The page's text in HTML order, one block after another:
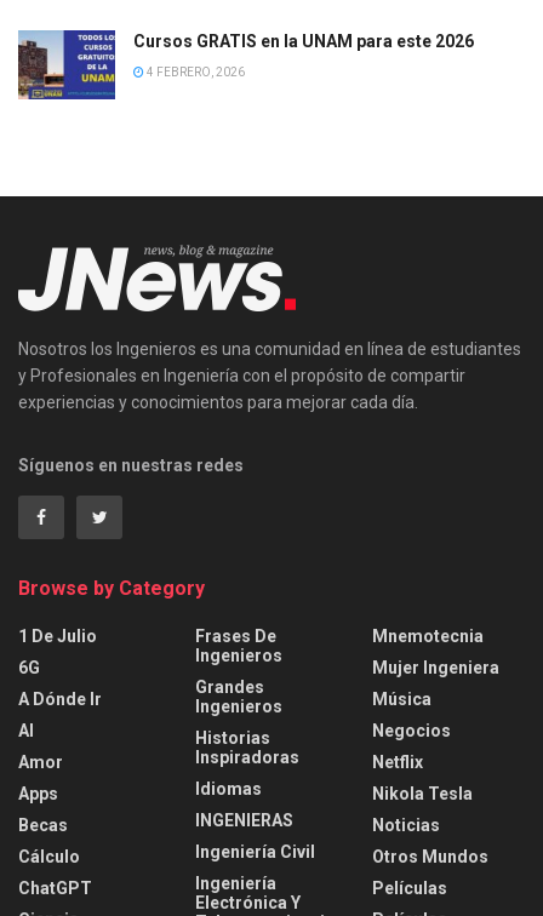
Cursos GRATIS en la UNAM para este 2026
4 FEBRERO, 2026
Nosotros los Ingenieros es una comunidad en línea de estudiantes
y Profesionales en Ingeniería con el propósito de compartir
experiencias y conocimientos para mejorar cada día.
Síguenos en nuestras redes
Browse by Category
1 De Julio
6G
A Dónde Ir
AI
Amor
Apps
Becas
Cálculo
ChatGPT
Frases De
Ingenieros
Grandes
Ingenieros
Historias
Inspiradoras
Idiomas
INGENIERAS
Ingeniería Civil
Ingeniería
Electrónica Y
Mnemotecnia
Mujer Ingeniera
Música
Negocios
Netflix
Nikola Tesla
Noticias
Otros Mundos
Películas